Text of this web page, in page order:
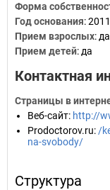
Форма
Год основания:2011
Прием взрослых: да
Прием детей: да
Контактная
Страницы в
Веб-сайт: http://
Prodoctorov.ru: /
na-svobody/
Структура